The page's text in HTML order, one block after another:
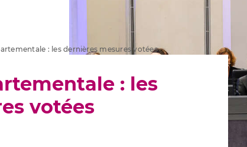
: les
votées
: les dernières mesures votées